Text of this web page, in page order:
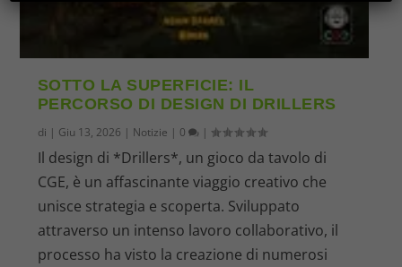
SOTTO LA SUPERFICIE: IL
PERCORSO DI DESIGN DI DRILLERS
di | Giu 13, 2026 | Notizie | 0 |
Il design di *Drillers*, un gioco da tavolo di
CGE, è un affascinante viaggio creativo che
unisce strategia e scoperta. Sviluppato
attraverso un intenso lavoro collaborativo, il
processo ha visto la creazione di numerosi